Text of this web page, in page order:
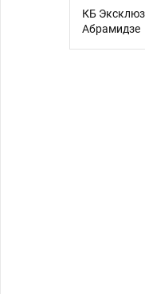
КБ
Абрамидзе